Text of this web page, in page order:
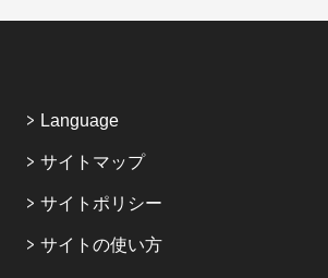
Language
サイトマップ
サイトポリシー
サイトの使い方